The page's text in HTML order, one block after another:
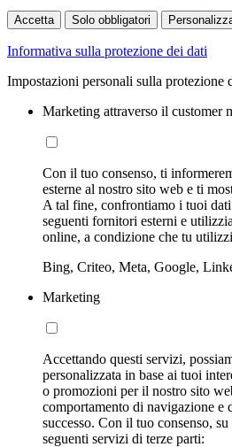
Accetta Solo obbligatori
Informativa sulla protezione dei dati
Impostazioni personali sulla protezione
Marketing attraverso il customer
Con il tuo consenso, ti
esterne al nostro sito web e ti
A tal fine, confrontiamo i tuoi
seguenti fornitori esterni e
online, a condizione che tu
Bing, Criteo, Meta, Google,
Marketing
Accettando questi servizi,
personalizzata in base ai tuoi
o promozioni per il nostro sito
comportamento di navigazione e
successo. Con il tuo consenso,
seguenti servizi di terze parti: